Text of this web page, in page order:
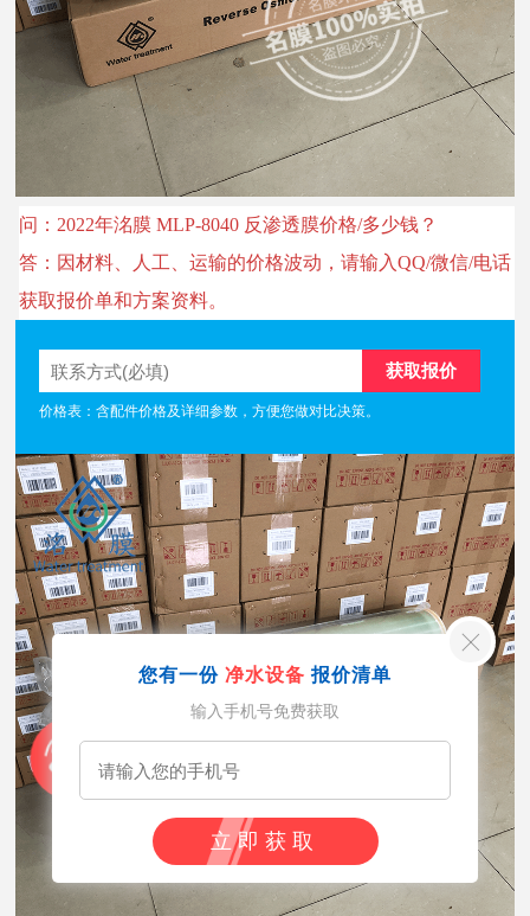
问：2022年洺膜 MLP-8040 反渗透膜价格/多少钱？
答：因材料、人工、运输的价格波动，请输入QQ/微信/电话
获取报价单和方案资料。
价格表：含配件价格及详细参数，方便您做对比决策。
您有一份 净水设备 报价清单
输入手机号免费获取
立即获取